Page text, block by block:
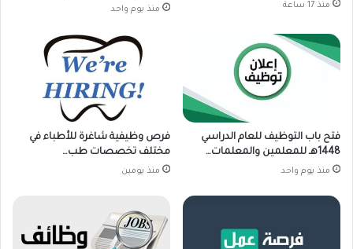
منذ 17 ساعة منذ يوم واحد
فتح باب التوظيف للعام الدراسي
1448هـ للمعلمين والمعلمات…
منذ يوم واحد
فرص وظيفية شاغرة للأطباء في
مختلف تخصصات طب…
منذ يومين